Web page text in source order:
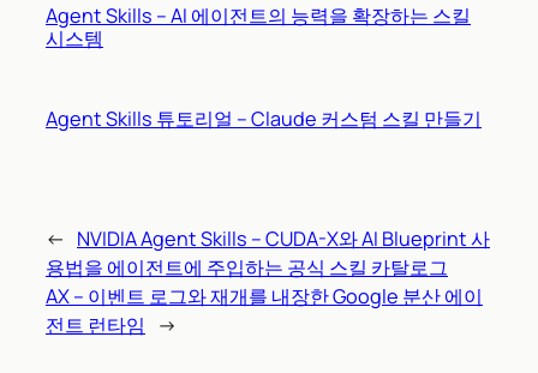
Agent Skills – AI 에이전트의 능력을 확장하는 스킬
시스템
Agent Skills 튜토리얼 – Claude 커스텀 스킬 만들기
← NVIDIA Agent Skills – CUDA-X와 AI Blueprint 사
용법을 에이전트에 주입하는 공식 스킬 카탈로그
AX – 이벤트 로그와 재개를 내장한 Google 분산 에이
전트 런타임
→